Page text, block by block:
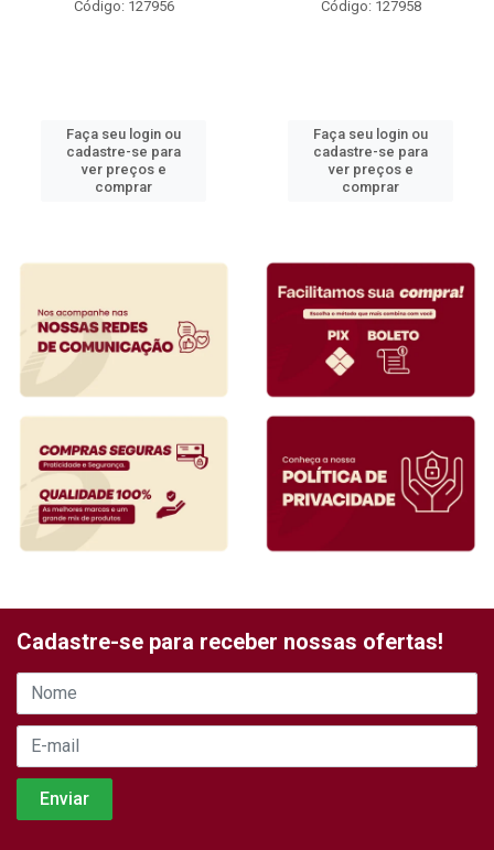
Código: 127956
Faça seu login ou
cadastre-se para
ver preços e
comprar
Código: 127958
Faça seu login ou
cadastre-se para
ver preços e
comprar
Cadastre-se para receber nossas ofertas!